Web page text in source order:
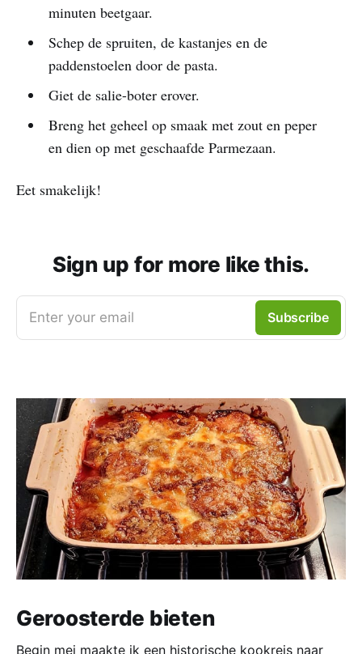
minuten beetgaar.
Schep de spruiten, de kastanjes en de
paddenstoelen door de pasta.
Giet de salie-boter erover.
Breng het geheel op smaak met zout en peper
en dien op met geschaafde Parmezaan.
Eet smakelijk!
Sign up for more like this.
Enter your email Subscribe
Geroosterde bieten
Begin mei maakte ik een historische kookreis naar